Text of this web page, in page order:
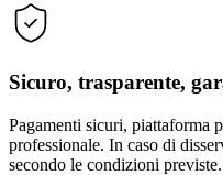
Sicuro, trasparente,
Pagamenti sicuri, piattaforma
professionale. In caso di
secondo le condizioni previste.